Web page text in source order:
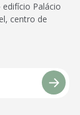
edifício Palácio
centro de